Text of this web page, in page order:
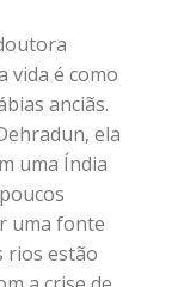
vida é como
anciãs.
ela
uma Índia
uma fonte
rios estão